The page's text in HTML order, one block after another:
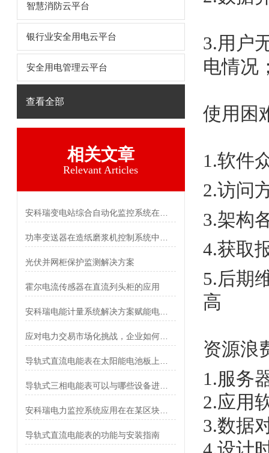
智慧消防云平台
银行业安全用电云平台
安全用电管理云平台
查看全部
相关文章
Relevant Articles
光伏并网柜保护监测解决方案
霍尔电流传感器在直流列头柜的应用
导轨式直流电能表的功能与安装指南
3.用户
电情况
使用困
1.软件
2.访问
3.架构
4.获取
5.后期
高
资源浪
1.服务
2.应用
3.数据